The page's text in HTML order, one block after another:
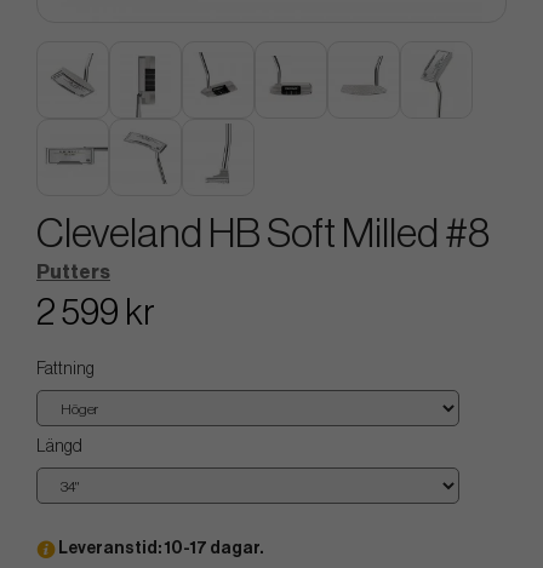
Cleveland HB Soft Milled #8
Putters
2 599 kr
Fattning
Längd
Leveranstid: 10-17 dagar.